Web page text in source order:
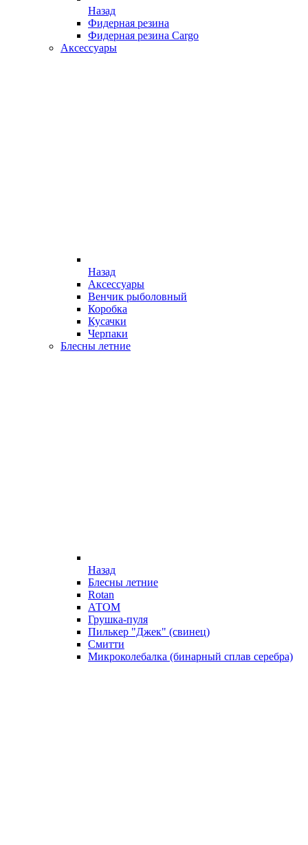
Назад
Фидерная резина
Фидерная резина Cargo
Аксессуары
Назад
Аксессуары
Венчик рыболовный
Коробка
Кусачки
Черпаки
Блесны летние
Назад
Блесны летние
Rotan
АТОМ
Грушка-пуля
Пилькер "Джек" (свинец)
Смитти
Микроколебалка (бинарный сплав серебра)